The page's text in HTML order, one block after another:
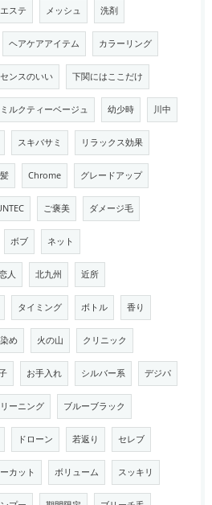
エステ メッシュ 洗剤
ヘアケアアイテム カラーリング
センスのいい 下関にはここだけ
ミルクティーベージュ 幼少時 川中
スキバサミ リラックス効果
Chrome グレードアップ
ご褒美 ダメージ毛
ボブ ネット
人 北九州 近所
タイミング ボトル 香り
め 火の山 クリニック
お手入れ シルバー系 デジパ
ーニング ブルーブラック
ドローン 若返り セレブ
カット ボリューム スッキリ